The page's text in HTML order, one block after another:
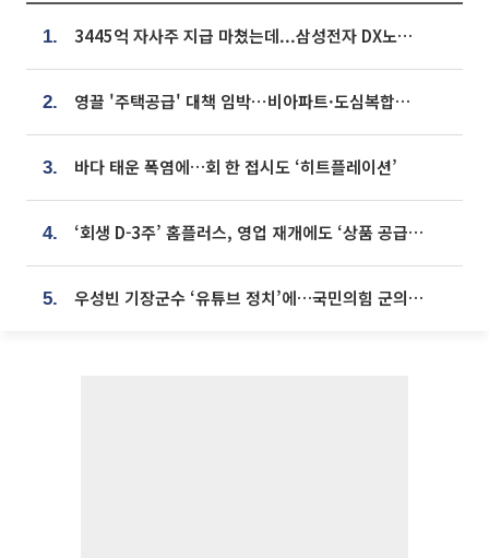
1. 3445억 자사주 지급 마쳤는데...삼성전자 DX노조, 뒤늦은 '떼쓰기 집회'
2. 영끌 '주택공급' 대책 임박⋯비아파트·도심복합까지 총동원
3. 바다 태운 폭염에…회 한 접시도 ‘히트플레이션’
4. ‘회생 D-3주’ 홈플러스, 영업 재개에도 ‘상품 공급망’ 복구가 생존 관건
5. 우성빈 기장군수 ‘유튜브 정치’에…국민의힘 군의원들 집단 반발